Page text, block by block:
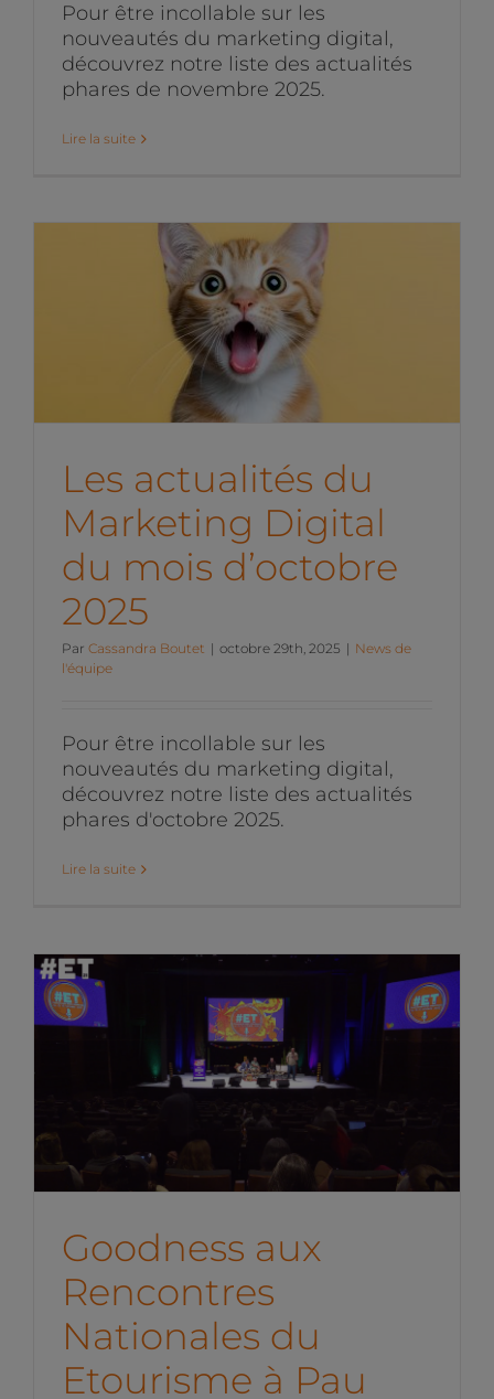
Pour être incollable sur les
nouveautés du marketing digital,
découvrez notre liste des actualités
phares de novembre 2025.
Lire la suite
Les actualités du
Marketing Digital du mois
d’octobre 2025
News de l'équipe
Les actualités du
Marketing Digital
du mois d’octobre
2025
Par Cassandra Boutet | octobre 29th, 2025 | News de
l'équipe
Pour être incollable sur les
nouveautés du marketing digital,
découvrez notre liste des actualités
phares d'octobre 2025.
Lire la suite
Goodness aux Rencontres
Nationales du Etourisme à
Pau 2025
News de l'équipe
Goodness aux
Rencontres
Nationales du
Etourisme à Pau